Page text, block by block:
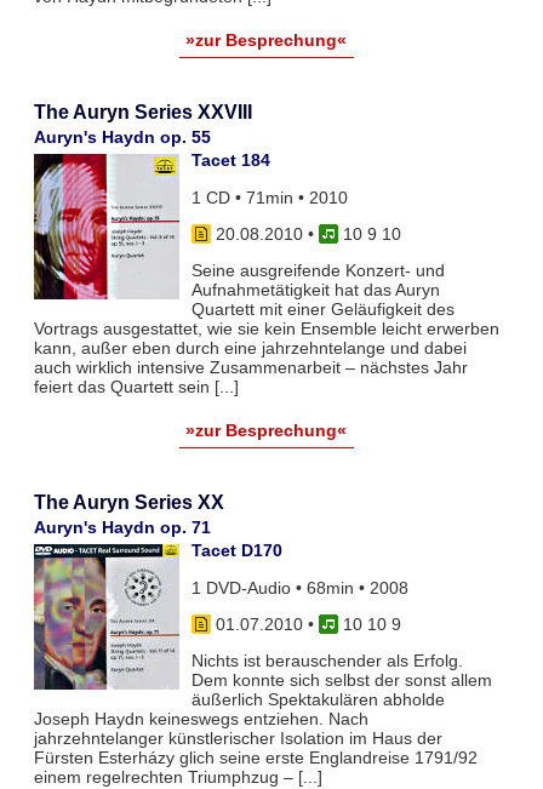
»zur Besprechung«
The Auryn Series XXVIII
Auryn's Haydn op. 55
Tacet 184
1 CD • 71min • 2010
20.08.2010•
10 9 10
Seine ausgreifende Konzert- und
Aufnahmetätigkeit hat das Auryn
Quartett mit einer Geläufigkeit des
Vortrags ausgestattet, wie sie kein Ensemble leicht erwerben
kann, außer eben durch eine jahrzehntelange und dabei
auch wirklich intensive Zusammenarbeit – nächstes Jahr
feiert das Quartett sein [...]
»zur Besprechung«
The Auryn Series XX
Auryn's Haydn op. 71
Tacet D170
1 DVD-Audio • 68min • 2008
01.07.2010•
10 10 9
Nichts ist berauschender als Erfolg.
Dem konnte sich selbst der sonst allem
äußerlich Spektakulären abholde
Joseph Haydn keineswegs entziehen. Nach
jahrzehntelanger künstlerischer Isolation im Haus der
Fürsten Esterházy glich seine erste Englandreise 1791/92
einem regelrechten Triumphzug – [...]